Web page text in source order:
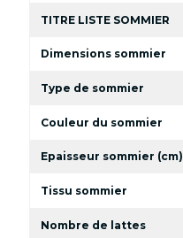
TITRE LISTE SOMMIER
Dimensions sommier
Type de sommier
Couleur du sommier
Epaisseur sommier (cm)
Tissu sommier
Nombre de lattes